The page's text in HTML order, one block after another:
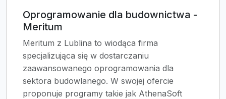
Oprogramowanie dla budownictwa -
Meritum
Meritum z Lublina to wiodąca firma
specjalizująca się w dostarczaniu
zaawansowanego oprogramowania dla
sektora budowlanego. W swojej ofercie
proponuje programy takie jak AthenaSoft